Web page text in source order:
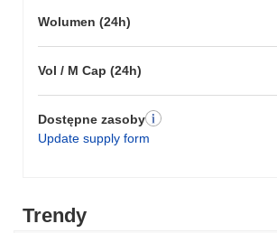
Wolumen (24h)
Vol / M Cap (24h)
Dostępne zasoby
Update supply form
Trendy